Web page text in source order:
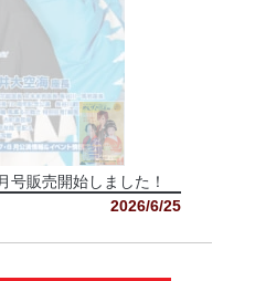
号販売開始しました！
2026/6/25